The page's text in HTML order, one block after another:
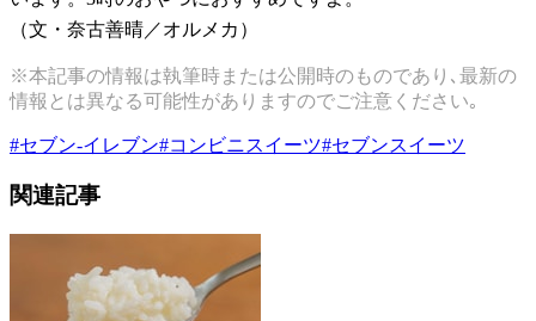
（文・奈古善晴／オルメカ）
※本記事の情報は執筆時または公開時のものであり､最新の
情報とは異なる可能性がありますのでご注意ください｡
#セブン-イレブン#コンビニスイーツ#セブンスイーツ
関連記事